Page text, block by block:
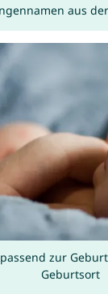
aus
zur
Geburtsort